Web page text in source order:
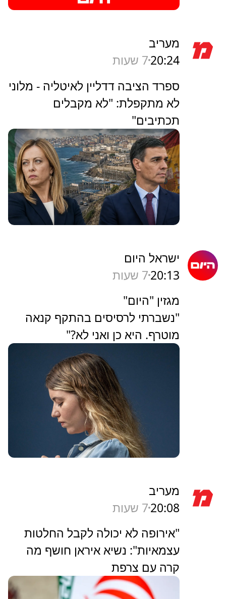
מעריב
20:247 שעות
ספרד הציבה דדליין לאיטליה - מלוני
לא מתקפלת: "לא מקבלים
תכתיבים"
ישראל היום
20:137 שעות
מגזין "היום"
"נשברתי לרסיסים בהתקף קנאה
מוטרף. היא כן ואני לא?"
מעריב
20:087 שעות
"אירופה לא יכולה לקבל החלטות
עצמאיות": נשיא איראן חושף מה
קרה עם צרפת